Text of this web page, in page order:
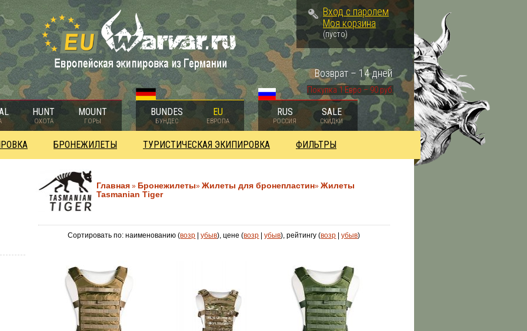
Вход с паролем
Моя корзина
(пусто)
Покупка 1 Евро – 90 руб.
Возврат – 14 дней
HUNT
ОХОТА
MOUNT
ГОРЫ
BUNDES
БУНДЕС
EU
ЕВРОПА
RUS
РОССИЯ
SALE
СКИДКИ
БРОНЕЖИЛЕТЫ ТУРИСТИЧЕСКАЯ ЭКИПИРОВКА ФИЛЬТРЫ
Главная » Бронежилеты» Жилеты для бронепластин» Жилеты
Tasmanian Tiger
Сортировать по: наименованию (возр |убыв), цене (возр |убыв), рейтингу (возр |убыв)